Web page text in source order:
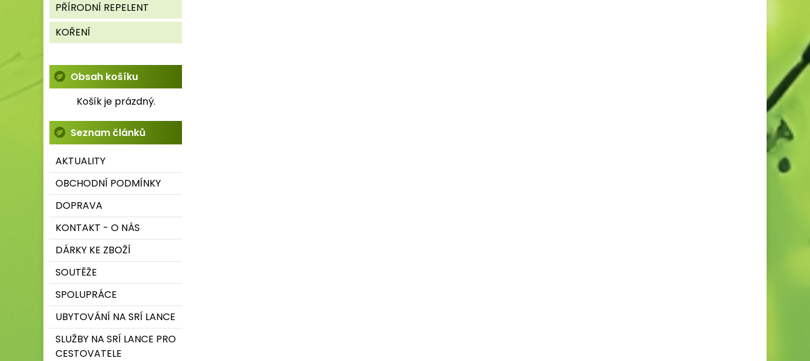
PŘÍRODNÍ REPELENT
KOŘENÍ
Obsah košíku
Košík je prázdný.
Seznam článků
AKTUALITY
OBCHODNÍ PODMÍNKY
DOPRAVA
KONTAKT - O NÁS
DÁRKY KE ZBOŽÍ
SOUTĚŽE
SPOLUPRÁCE
UBYTOVÁNÍ NA SRÍ LANCE
SLUŽBY NA SRÍ LANCE PRO
CESTOVATELE